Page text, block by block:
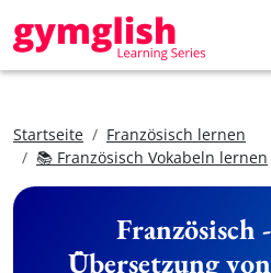
Startseite
Französisch lernen
📚 Französisch Vokabeln lernen
Französisch
Übersetzung von